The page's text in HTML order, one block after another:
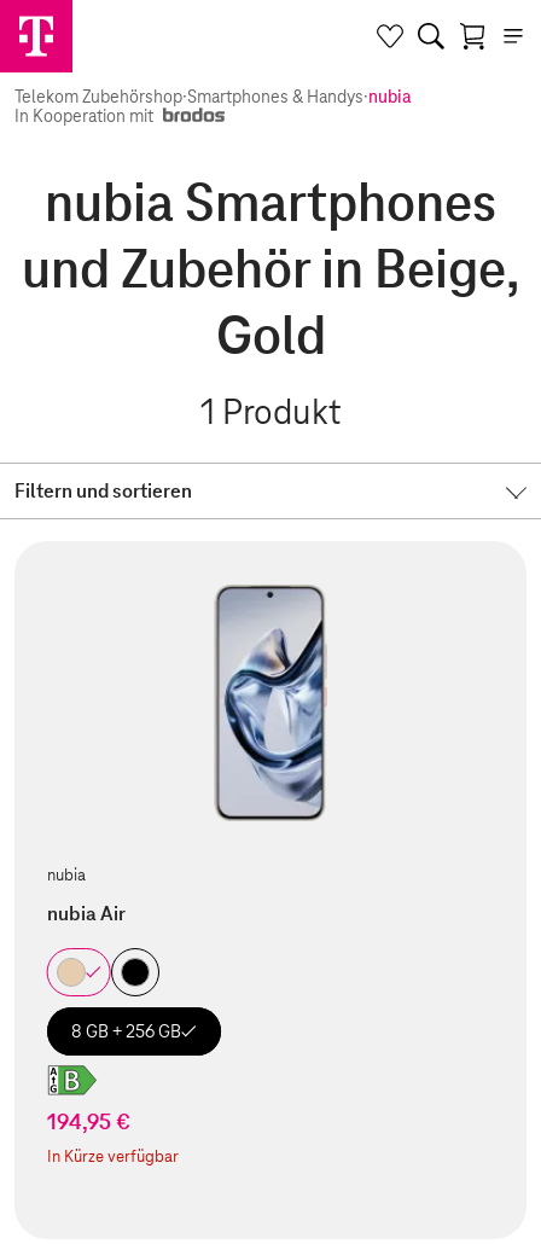
Telekom Zubehörshop·Smartphones & Handys·nubia
In Kooperation mit
nubia Smartphones
und Zubehör in Beige,
Gold
1 Produkt
Filtern und sortieren
nubia
nubia Air
8 GB + 256 GB
194,95 €
In Kürze verfügbar